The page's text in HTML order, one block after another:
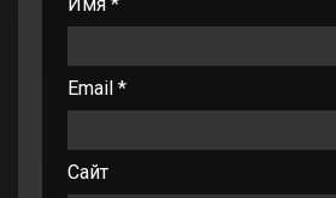
Email *
Сайт